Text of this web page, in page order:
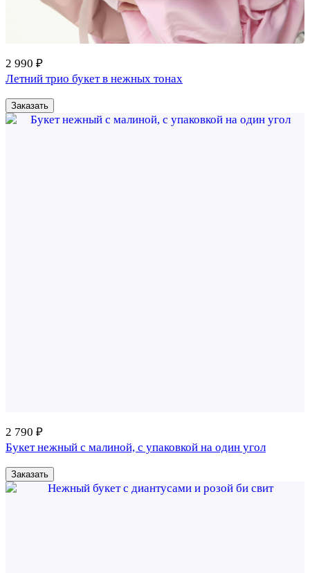
2 990 ₽
Летний трио букет в нежных тонах
Заказать
2 790 ₽
Букет нежный с малиной, с упаковкой на один угол
Заказать